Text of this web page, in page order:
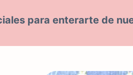
para enterarte de